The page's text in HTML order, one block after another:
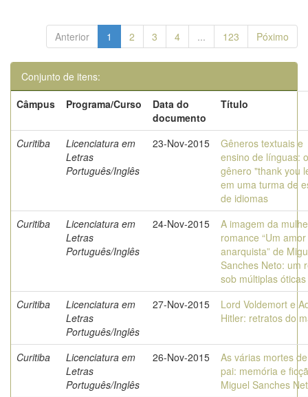
Anterior 1 2 3 4 ... 123 Póximo
Conjunto de itens:
Câmpus
Programa/Curso
Data do
documento
Título
Curitiba
Licenciatura em
Letras
Português/Inglês
23-Nov-2015
Gêneros textuais e
ensino de línguas: o
gênero "thank you
em uma turma de
de idiomas
Curitiba
Licenciatura em
Letras
Português/Inglês
24-Nov-2015
A imagem da
romance “Um amor
anarquista” de
Sanches Neto: um
sob múltiplas óticas
Curitiba
Licenciatura em
Letras
Português/Inglês
27-Nov-2015
Lord Voldemort e
Hitler: retratos do
Curitiba
Licenciatura em
Letras
Português/Inglês
26-Nov-2015
As várias mortes
pai: memória e
Miguel Sanches